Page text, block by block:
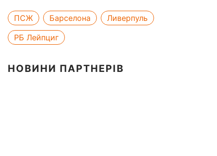
ПСЖ Барселона
Ливерпуль
РБ Лейпциг
НОВИНИ ПАРТНЕРІВ